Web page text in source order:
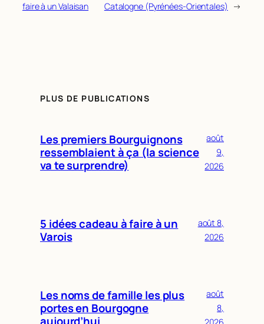
faire à un Valaisan
Catalogne (Pyrénées-Orientales)
→
PLUS DE PUBLICATIONS
Les premiers Bourguignons
ressemblaient à ça (la science
va te surprendre)
août
9,
2026
5 idées cadeau à faire à un
Varois
août 8,
2026
Les noms de famille les plus
portes en Bourgogne
août
8,